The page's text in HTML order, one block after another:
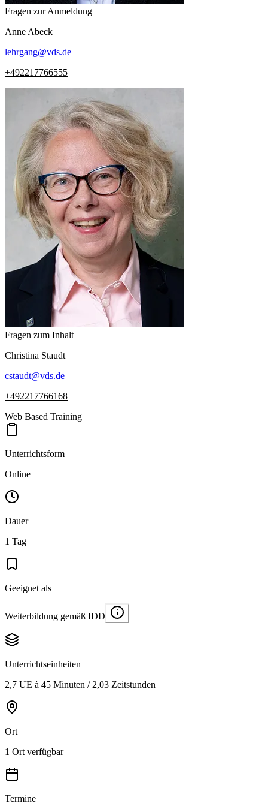
Fragen zur Anmeldung
Anne Abeck
lehrgang@vds.de
+492217766555
Fragen zum Inhalt
Christina Staudt
cstaudt@vds.de
+492217766168
Web Based Training
Unterrichtsform
Online
Dauer
1 Tag
Geeignet als
Weiterbildung gemäß IDD
Unterrichtseinheiten
2,7 UE à 45 Minuten / 2,03 Zeitstunden
Ort
1 Ort verfügbar
Termine